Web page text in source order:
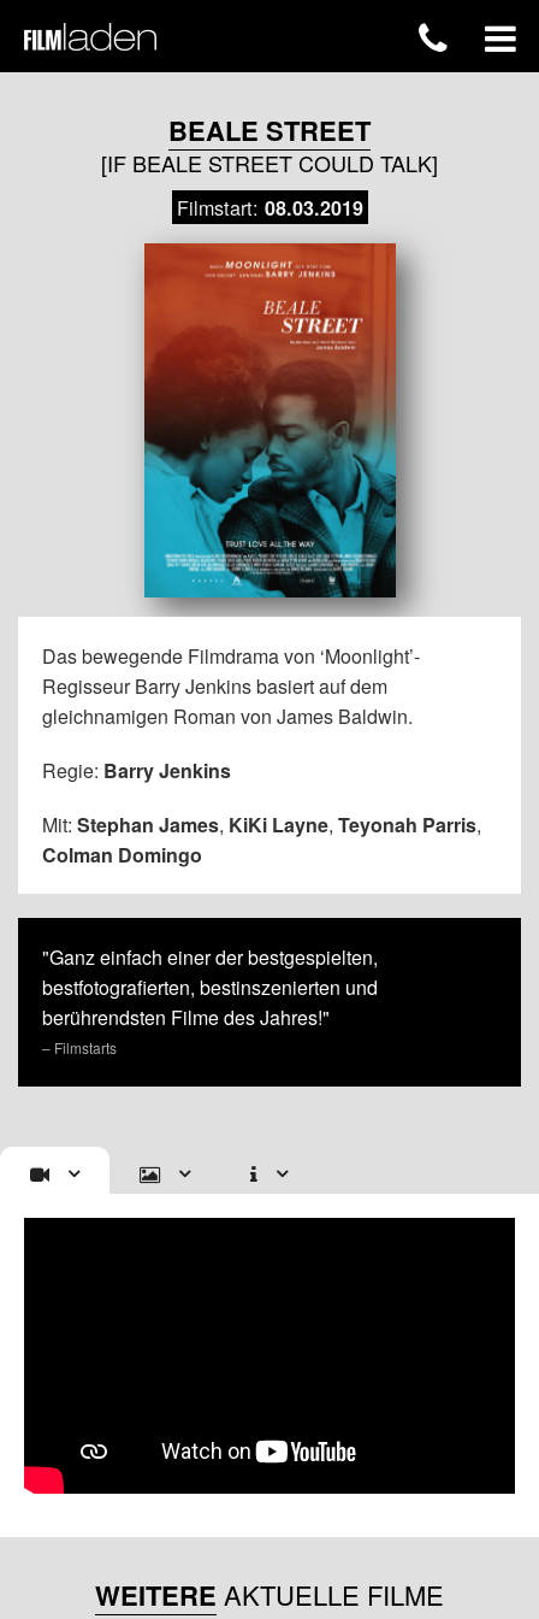
BEALE STREET
[IF BEALE STREET COULD TALK]
Filmstart: 08.03.2019
Das bewegende Filmdrama von ‘Moonlight’-
Regisseur Barry Jenkins basiert auf dem
gleichnamigen Roman von James Baldwin.
Regie: Barry Jenkins
Mit: Stephan James, KiKi Layne, Teyonah Parris,
Colman Domingo
"Ganz einfach einer der bestgespielten,
bestfotografierten, bestinszenierten und
berührendsten Filme des Jahres!"
– Filmstarts
WEITERE AKTUELLE FILME